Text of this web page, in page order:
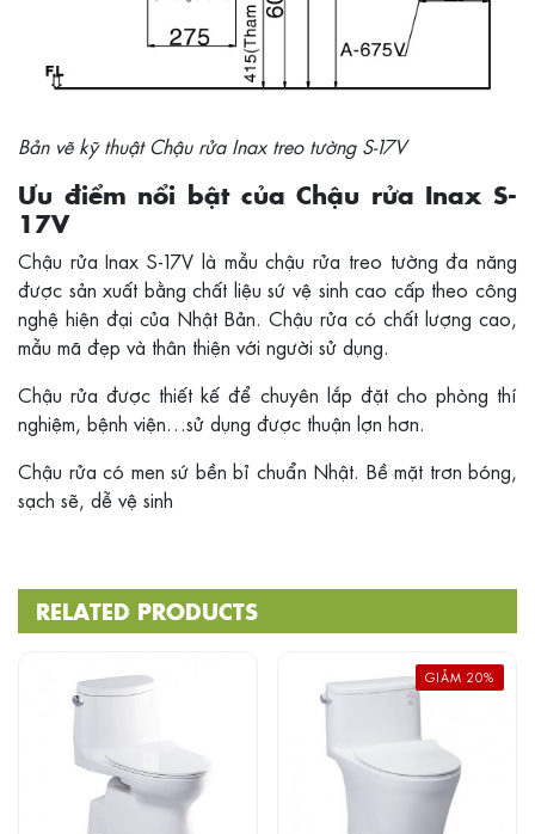
Bản vẽ kỹ thuật Chậu rửa Inax treo tường S-17V
Ưu điểm nổi bật của Chậu rửa Inax S-
17V
Chậu rửa Inax S-17V là mẫu chậu rửa treo tường đa năng
được sản xuất bằng chất liệu sứ vệ sinh cao cấp theo công
nghệ hiện đại của Nhật Bản. Chậu rửa có chất lượng cao,
mẫu mã đẹp và thân thiện với người sử dụng.
Chậu rửa được thiết kế để chuyên lắp đặt cho phòng thí
nghiệm, bệnh viện…sử dụng được thuận lợn hơn.
Chậu rửa có men sứ bền bỉ chuẩn Nhật. Bề mặt trơn bóng,
sạch sẽ, dễ vệ sinh
RELATED PRODUCTS
GIẢM 20%